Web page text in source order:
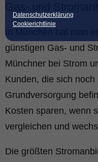
Datenschutzerklärung
Cookierichtlinie
In München hat man
günstigen Gas- und
Münchner bei Strom
Kunden, die sich noch
Grundversorgung
Kosten sparen, wenn
vergleichen und
Die größten